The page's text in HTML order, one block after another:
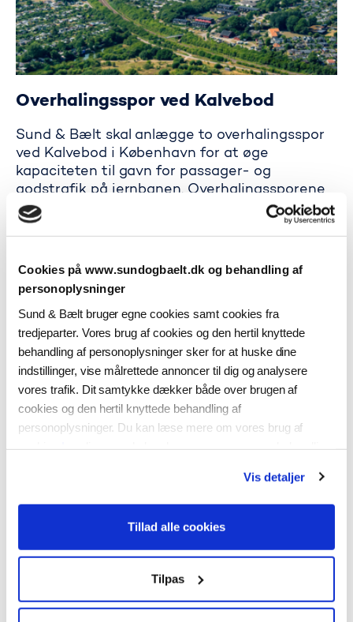
Cookies på www.sundogbaelt.dk og behandling af
personoplysninger
Sund & Bælt bruger egne cookies samt cookies fra
tredjeparter. Vores brug af cookies og den hertil knyttede
behandling af personoplysninger sker for at huske dine
indstillinger, vise målrettede annoncer til dig og analysere
vores trafik. Dit samtykke dækker både over brugen af
cookies og den hertil knyttede behandling af
personoplysninger. Du kan læse mere om vores brug af
tilbagekalde dit samtykke ved at klikke på “Ændring af dit
samtykke” i vores cookiepolitik.
Vis detaljer
Tillad alle cookies
Tilpas
Overhalingsspor ved Kalvebod
Sund & Bælt skal anlægge to overhalingsspor
ved Kalvebod i København for at øge
kapaciteten til gavn for passager- og
godstrafik på jernbanen. Overhalingssporene
er afgørende for at opnå de fulde gevinster af
en sydlig jernbanekorridor fra Roskilde via
Stormflodssikring